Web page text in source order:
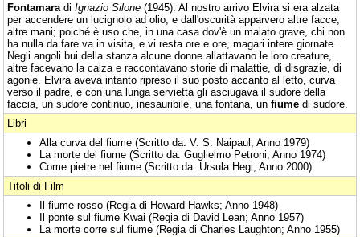
Fontamara di Ignazio Silone (1945): Al nostro arrivo Elvira si era alzata
per accendere un lucignolo ad olio, e dall'oscurità apparvero altre facce,
altre mani; poiché è uso che, in una casa dov'è un malato grave, chi non
ha nulla da fare va in visita, e vi resta ore e ore, magari intere giornate.
Negli angoli bui della stanza alcune donne allattavano le loro creature,
altre facevano la calza e raccontavano storie di malattie, di disgrazie, di
agonie. Elvira aveva intanto ripreso il suo posto accanto al letto, curva
verso il padre, e con una lunga servietta gli asciugava il sudore della
faccia, un sudore continuo, inesauribile, una fontana, un fiume di sudore.
Libri
Alla curva del fiume (Scritto da: V. S. Naipaul; Anno 1979)
La morte del fiume (Scritto da: Guglielmo Petroni; Anno 1974)
Come pietre nel fiume (Scritto da: Ursula Hegi; Anno 2000)
Titoli di Film
Il fiume rosso (Regia di Howard Hawks; Anno 1948)
Il ponte sul fiume Kwai (Regia di David Lean; Anno 1957)
La morte corre sul fiume (Regia di Charles Laughton; Anno 1955)